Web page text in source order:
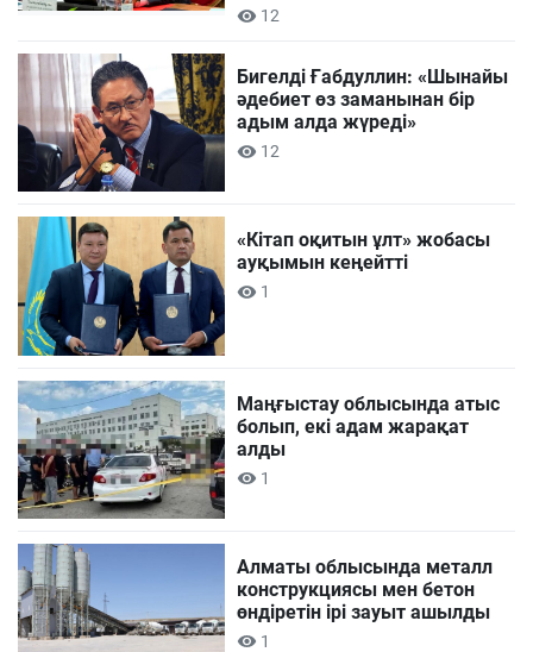
12
Бигелді Ғабдуллин: «Шынайы
әдебиет өз заманынан бір
адым алда жүреді»
12
«Кітап оқитын ұлт» жобасы
ауқымын кеңейтті
1
Маңғыстау облысында атыс
болып, екі адам жарақат
алды
1
Алматы облысында металл
конструкциясы мен бетон
өндіретін ірі зауыт ашылды
1